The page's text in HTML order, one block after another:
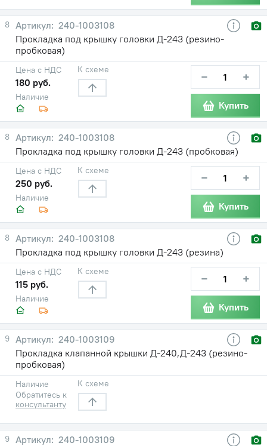
8
240-1003108
Прокладка под крышку головки Д-243 (резино-
пробковая)
Наличие
Цена с НДС
180 руб.
К схеме − +
Купить
8
240-1003108
Прокладка под крышку головки Д-243 (пробковая)
Наличие
Цена с НДС
250 руб.
К схеме − +
Купить
8
240-1003108
Прокладка под крышку головки Д-243 (резина)
Наличие
Цена с НДС
115 руб.
К схеме − +
Купить
9
240-1003109
Прокладка клапанной крышки Д-240,Д-243 (резино-
пробковая)
Наличие
Обратитесь к
консультанту
К схеме
9
240-1003109